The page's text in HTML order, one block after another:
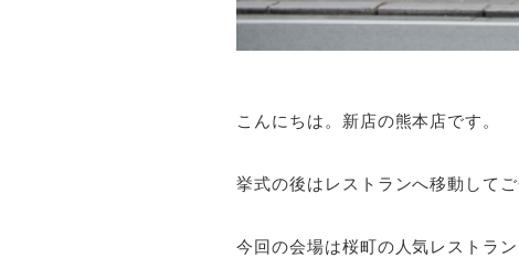
こんにちは。新店の熊本店です。
挙式の後はレストランへ移動してご
今回の会場は桜町の人気レストラ